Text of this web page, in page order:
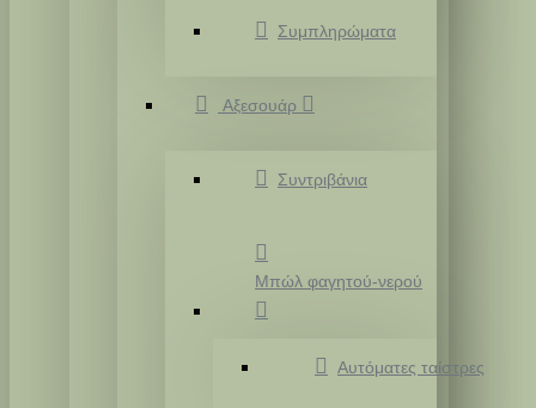
Συμπληρώματα
Αξεσουάρ
Συντριβάνια
Μπώλ φαγητού-νερού
Αυτόματες ταίστρες